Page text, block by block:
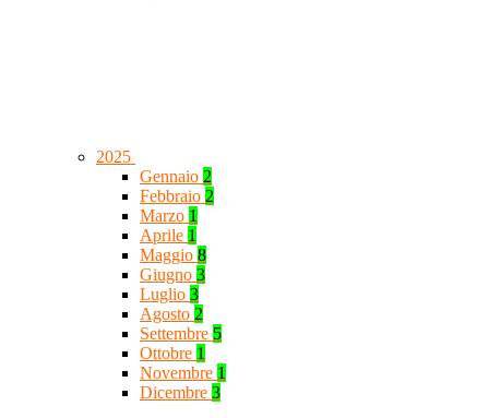
2025
Gennaio 2
Febbraio 2
Marzo 1
Aprile 1
Maggio 8
Giugno 3
Luglio 3
Agosto 2
Settembre 5
Ottobre 1
Novembre 1
Dicembre 3